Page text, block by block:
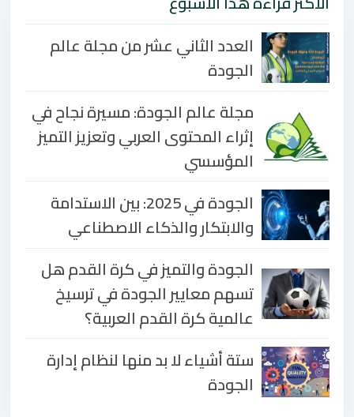
العدد الثاني عشر من مجلة عالم
الجودة
مجلة عالم الجودة: مسيرة نجاح في
إثراء المحتوى العربي وتعزيز التميز
المؤسسي
الجودة في 2025: بين الاستدامة
والابتكار والذكاء الاصطناعي
الجودة والتميز في كرة القدم هل
تسهم معايير الجودة في ترسيخ
عالمية كرة القدم العربية؟
ستة أشياء لا بد منها لنظام إدارة
الجودة